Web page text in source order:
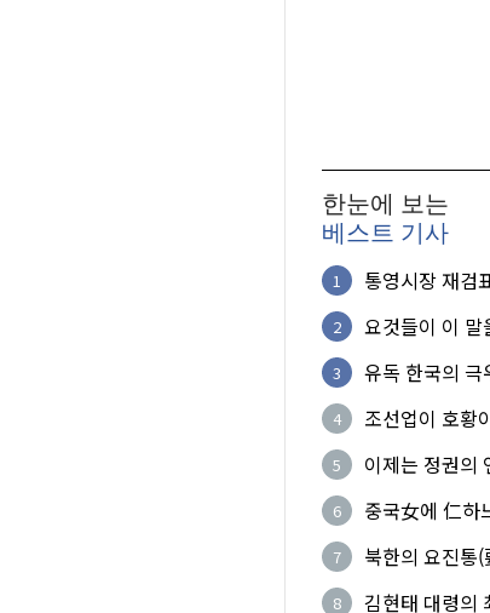
한눈에 보는
베스트 기사
1
통영시장 재검
2 요것들이 이 말
3
유독 한국의 극
4
조선업이 호황
5
이제는 정권의
6
중국女에 仁하
7
북한의 요진통
8 김현태 대령의